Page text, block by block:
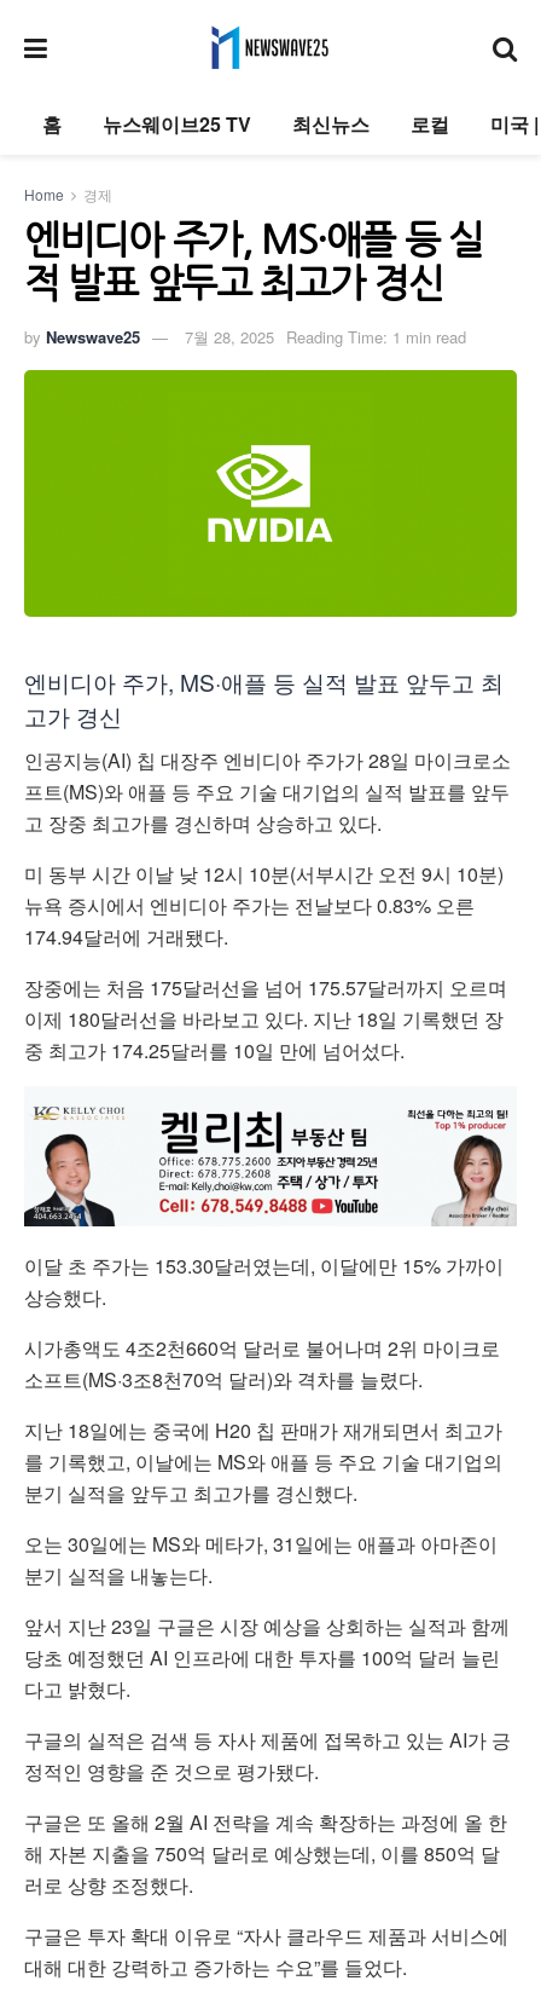
홈 뉴스웨이브25 TV 최신뉴스 로컬 미국
Home 경제
엔비디아 주가, MS·애플 등 실
적 발표 앞두고 최고가 경신
by Newswave25 7월 28, 2025 Reading Time: 1 min read
엔비디아 주가, MS·애플 등 실적 발표 앞두고 최
고가 경신
인공지능(AI) 칩 대장주 엔비디아 주가가 28일 마이크로소
프트(MS)와 애플 등 주요 기술 대기업의 실적 발표를 앞두
고 장중 최고가를 경신하며 상승하고 있다.
미 동부 시간 이날 낮 12시 10분(서부시간 오전 9시 10분)
뉴욕 증시에서 엔비디아 주가는 전날보다 0.83% 오른
174.94달러에 거래됐다.
장중에는 처음 175달러선을 넘어 175.57달러까지 오르며
이제 180달러선을 바라보고 있다. 지난 18일 기록했던 장
중 최고가 174.25달러를 10일 만에 넘어섰다.
이달 초 주가는 153.30달러였는데, 이달에만 15% 가까이
상승했다.
시가총액도 4조2천660억 달러로 불어나며 2위 마이크로
소프트(MS·3조8천70억 달러)와 격차를 늘렸다.
지난 18일에는 중국에 H20 칩 판매가 재개되면서 최고가
를 기록했고, 이날에는 MS와 애플 등 주요 기술 대기업의
분기 실적을 앞두고 최고가를 경신했다.
오는 30일에는 MS와 메타가, 31일에는 애플과 아마존이
분기 실적을 내놓는다.
앞서 지난 23일 구글은 시장 예상을 상회하는 실적과 함께
당초 예정했던 AI 인프라에 대한 투자를 100억 달러 늘린
다고 밝혔다.
구글의 실적은 검색 등 자사 제품에 접목하고 있는 AI가 긍
정적인 영향을 준 것으로 평가됐다.
구글은 또 올해 2월 AI 전략을 계속 확장하는 과정에 올 한
해 자본 지출을 750억 달러로 예상했는데, 이를 850억 달
러로 상향 조정했다.
구글은 투자 확대 이유로 “자사 클라우드 제품과 서비스에
대해 대한 강력하고 증가하는 수요”를 들었다.